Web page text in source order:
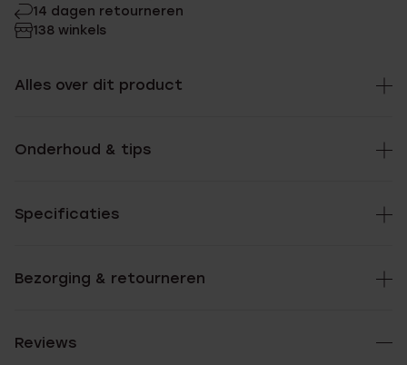
14 dagen retourneren
138 winkels
Alles over dit product
Onderhoud & tips
Specificaties
Bezorging & retourneren
Reviews